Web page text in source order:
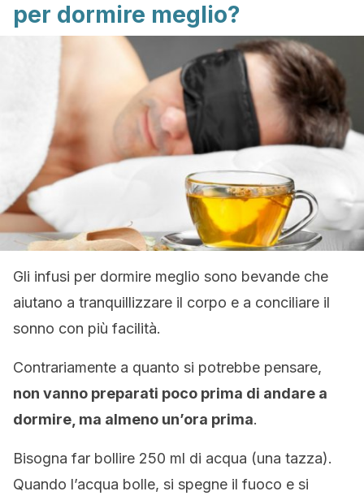
per dormire meglio?
Gli infusi per dormire meglio sono bevande che
aiutano a tranquillizzare il corpo e a conciliare il
sonno con più facilità.
Contrariamente a quanto si potrebbe pensare,
non vanno preparati poco prima di andare a
dormire, ma almeno un’ora prima.
Bisogna far bollire 250 ml di acqua (una tazza).
Quando l’acqua bolle, si spegne il fuoco e si